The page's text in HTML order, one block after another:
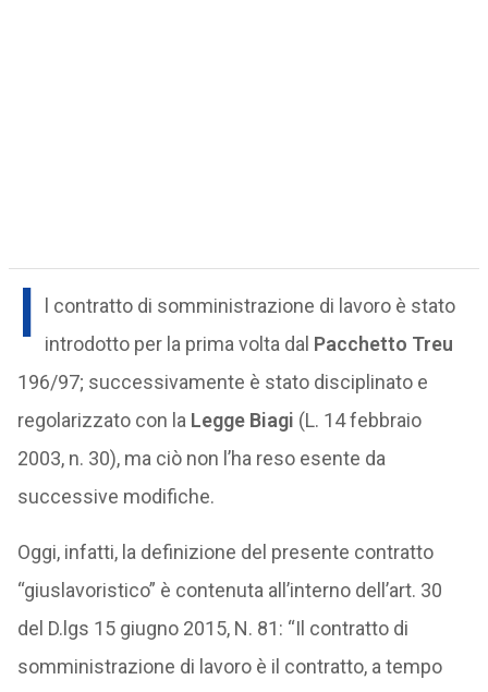
I
l contratto di somministrazione di lavoro è stato
introdotto per la prima volta dal Pacchetto Treu
196/97; successivamente è stato disciplinato e
regolarizzato con la Legge Biagi (L. 14 febbraio
2003, n. 30), ma ciò non l’ha reso esente da
successive modifiche.
Oggi, infatti, la definizione del presente contratto
“giuslavoristico” è contenuta all’interno dell’art. 30
del D.lgs 15 giugno 2015, N. 81: “Il contratto di
somministrazione di lavoro è il contratto, a tempo